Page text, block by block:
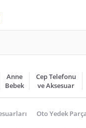
Anne
Bebek
Cep Telefonu
ve Aksesuar
Oto Yedek